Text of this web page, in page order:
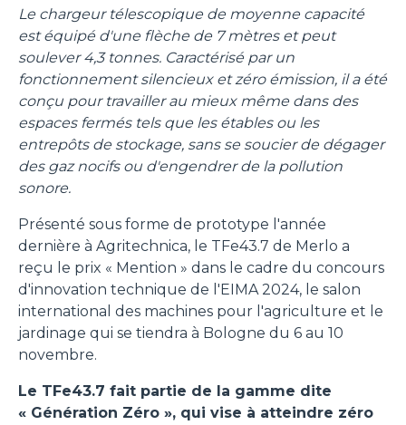
Le chargeur télescopique de moyenne capacité
est équipé d'une flèche de 7 mètres et peut
soulever 4,3 tonnes. Caractérisé par un
fonctionnement silencieux et zéro émission, il a été
conçu pour travailler au mieux même dans des
espaces fermés tels que les étables ou les
entrepôts de stockage, sans se soucier de dégager
des gaz nocifs ou d'engendrer de la pollution
sonore.
Présenté sous forme de prototype l'année
dernière à Agritechnica, le TFe43.7 de Merlo a
reçu le prix « Mention » dans le cadre du concours
d'innovation technique de l'EIMA 2024, le salon
international des machines pour l'agriculture et le
jardinage qui se tiendra à Bologne du 6 au 10
novembre.
Le TFe43.7 fait partie de la gamme dite
« Génération Zéro », qui vise à atteindre zéro